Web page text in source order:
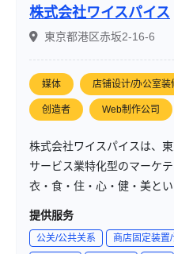
株式会社ワイスパイス
東京都港区赤坂2-16-6
媒体 店铺设计/办公室装
创造者 Web制作公司
株式会社ワイスパイスは、
サービス業特化型のマーケ
衣・食・住・心・健・美と
領域を対象に、店舗やサー
立され、プロデュース・コ
提供服务
公关/公共关系 商店固定装置